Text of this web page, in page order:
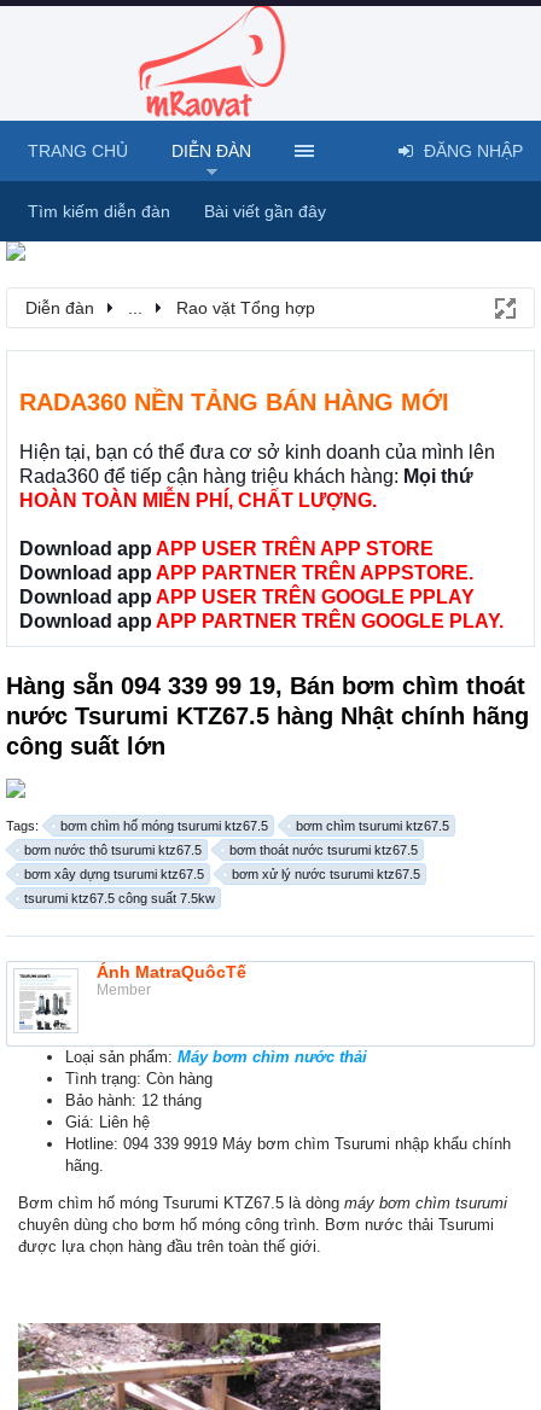
Diễn đàn Rao vặt Tổng hợp
RADA360 NỀN TẢNG BÁN HÀNG MỚI
Hiện tại, bạn có thể đưa cơ sở kinh doanh của mình lên
Rada360 để tiếp cận hàng triệu khách hàng: Mọi thứ
HOÀN TOÀN MIỄN PHÍ, CHẤT LƯỢNG.
Download app APP USER TRÊN APP STORE
Download app APP PARTNER TRÊN APPSTORE.
Download app APP USER TRÊN GOOGLE PPLAY
Download app APP PARTNER TRÊN GOOGLE PLAY.
Hàng sẵn 094 339 99 19, Bán bơm chìm thoát
nước Tsurumi KTZ67.5 hàng Nhật chính hãng
công suất lớn
Tags: bơm chìm hố móng tsurumi ktz67.5
bơm chìm tsurumi ktz67.5
bơm nước thô tsurumi ktz67.5
bơm thoát nước tsurumi ktz67.5
bơm xây dựng tsurumi ktz67.5
bơm xử lý nước tsurumi ktz67.5
tsurumi ktz67.5 công suất 7.5kw
Ánh MatraQuôcTế
Member
Loại sản phẩm: Máy bơm chìm nước thải
Tình trạng: Còn hàng
Bảo hành: 12 tháng
Giá: Liên hệ
Hotline: 094 339 9919 Máy bơm chìm Tsurumi nhập khẩu chính
hãng.
Bơm chìm hố móng Tsurumi KTZ67.5 là dòng máy bơm chìm tsurumi
chuyên dùng cho bơm hố móng công trình. Bơm nước thải Tsurumi
được lựa chọn hàng đầu trên toàn thế giới.
TRANG CHỦ DIỄN ĐÀN
Tìm kiếm diễn đàn Bài viết gần đây
ĐĂNG NHẬP